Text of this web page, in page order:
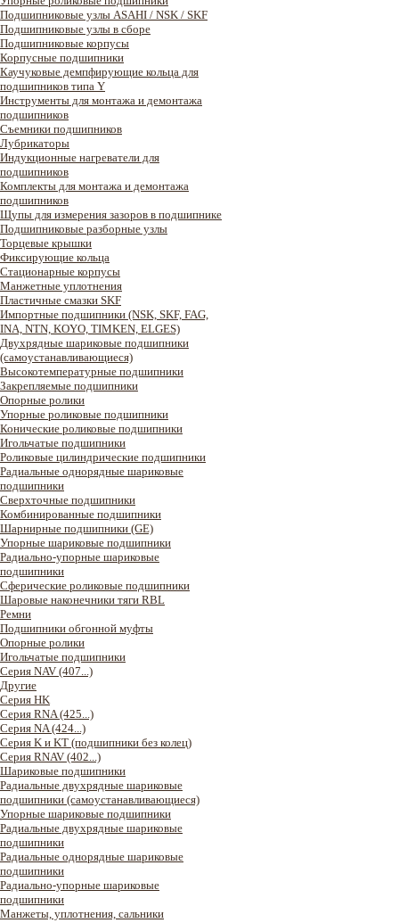
Подшипниковые узлы ASAHI / NSK / SKF
Подшипниковые узлы в сборе
Подшипниковые корпусы
Корпусные подшипники
Каучуковые демпфирующие кольца для
подшипников типа Y
Инструменты для монтажа и демонтажа
подшипников
Съемники подшипников
Лубрикаторы
Индукционные нагреватели для
подшипников
Комплекты для монтажа и демонтажа
подшипников
Щупы для измерения зазоров в подшипнике
Подшипниковые разборные узлы
Торцевые крышки
Фиксирующие кольца
Стационарные корпусы
Манжетные уплотнения
Пластичные смазки SKF
Импортные подшипники (NSK, SKF, FAG,
INA, NTN, KOYO, TIMKEN, ELGES)
Двухрядные шариковые подшипники
(самоустанавливающиеся)
Высокотемпературные подшипники
Закрепляемые подшипники
Опорные ролики
Упорные роликовые подшипники
Конические роликовые подшипники
Игольчатые подшипники
Роликовые цилиндрические подшипники
Радиальные однорядные шариковые
подшипники
Сверхточные подшипники
Комбинированные подшипники
Шарнирные подшипники (GE)
Упорные шариковые подшипники
Радиально-упорные шариковые
подшипники
Сферические роликовые подшипники
Шаровые наконечники тяги RBL
Ремни
Подшипники обгонной муфты
Опорные ролики
Игольчатые подшипники
Серия NAV (407...)
Другие
Серия HK
Серия RNA (425...)
Серия NA (424...)
Серия K и KT (подшипники без колец)
Серия RNAV (402...)
Шариковые подшипники
Радиальные двухрядные шариковые
подшипники (самоустанавливающиеся)
Упорные шариковые подшипники
Радиальные двухрядные шариковые
подшипники
Радиальные однорядные шариковые
подшипники
Радиально-упорные шариковые
подшипники
Манжеты, уплотнения, сальники